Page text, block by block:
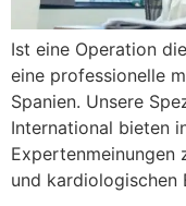
Ist eine Operation
eine professionelle
Spanien. Unsere
International bieten
Expertenmeinungen
und kardiologischen